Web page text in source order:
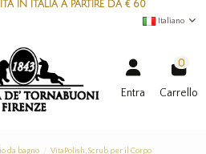
IN ITALIA A PARTIRE DA € 60
Italiano
Entra
0
Carrello
da bagno VitaPolish, Scrub per il Corpo